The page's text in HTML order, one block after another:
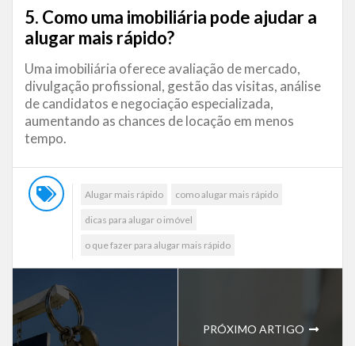
5. Como uma imobiliária pode ajudar a
alugar mais rápido?
Uma imobiliária oferece avaliação de mercado,
divulgação profissional, gestão das visitas, análise
de candidatos e negociação especializada,
aumentando as chances de locação em menos
tempo.
Alugar mais rápido como alugar mais rápido
dicas para alugar o imóvel
o que fazer para alugar mais rápido
PRÓXIMO ARTIGO